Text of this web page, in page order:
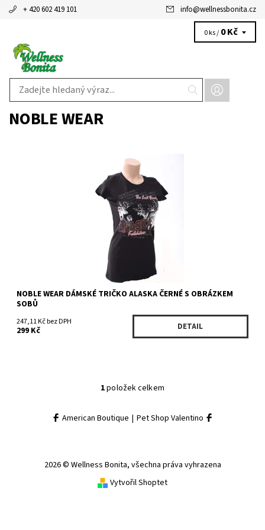
+ 420 602 419 101 info@wellnessbonita.cz
0 ks / 0 Kč
NOBLE WEAR
Skladem 1 ks
195ABK/255
Noble Wear
NOBLE WEAR DÁMSKÉ TRIČKO ALASKA ČERNÉ S OBRÁZKEM
SOBŮ
247,11 Kč bez DPH
299 Kč DETAIL
1položek celkem
American Boutique | Pet Shop Valentino
2026 © Wellness Bonita, všechna práva vyhrazena
Vytvořil Shoptet